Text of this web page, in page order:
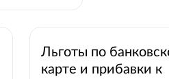
Льготы по
карте и прибавки к